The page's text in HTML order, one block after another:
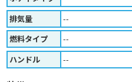
排気量
--
燃料タイプ
--
ハンドル
--